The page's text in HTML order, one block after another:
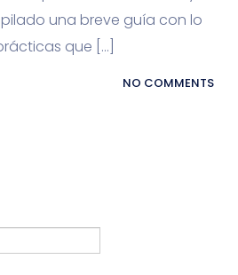
una breve guía con lo
que […]
NO COMMENTS